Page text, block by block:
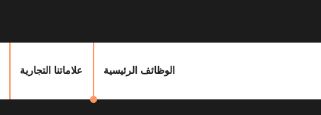
الوظائف الرئيسية علاماتنا التجارية